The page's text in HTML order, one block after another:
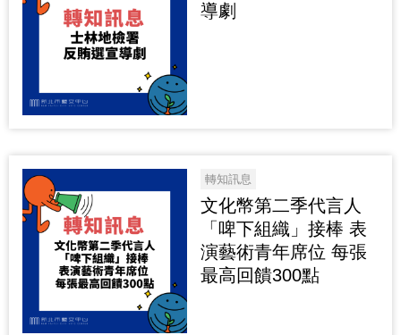
導劇
轉知訊息
文化幣第二季代言人
「啤下組織」接棒 表
演藝術青年席位 每張
最高回饋300點